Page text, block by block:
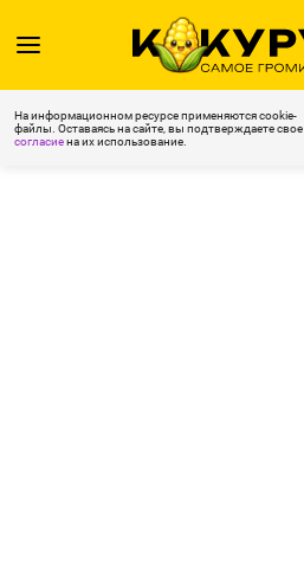
На информационном ресурсе применяются cookie-
файлы. Оставаясь на сайте, вы подтверждаете свое
согласиена их использование.